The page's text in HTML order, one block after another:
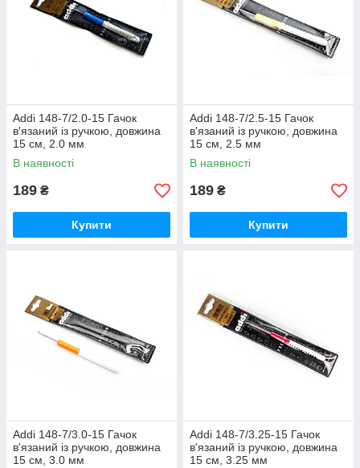
Addi 148-7/2.0-15 Гачок
в'язаний із ручкою, довжина
15 см, 2.0 мм
В наявності
189 ₴
Купити
Addi 148-7/2.5-15 Гачок
в'язаний із ручкою, довжина
15 см, 2.5 мм
В наявності
189 ₴
Купити
Addi 148-7/3.0-15 Гачок
в'язаний із ручкою, довжина
15 см, 3.0 мм
Addi 148-7/3.25-15 Гачок
в'язаний із ручкою, довжина
15 см, 3.25 мм